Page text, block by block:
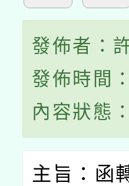
發佈者：
發佈時間
內容狀態
主旨：函